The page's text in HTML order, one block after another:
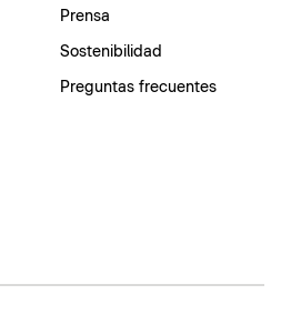
Prensa
Sostenibilidad
Preguntas frecuentes